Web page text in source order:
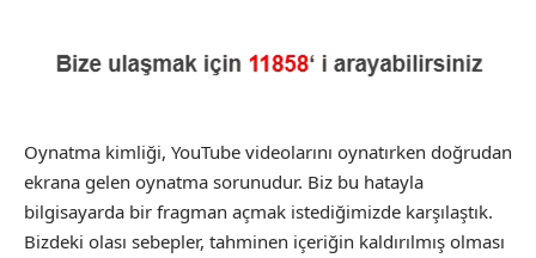
Oynatma kimliği, YouTube videolarını oynatırken doğrudan
ekrana gelen oynatma sorunudur. Biz bu hatayla
bilgisayarda bir fragman açmak istediğimizde karşılaştık.
Bizdeki olası sebepler, tahminen içeriğin kaldırılmış olması